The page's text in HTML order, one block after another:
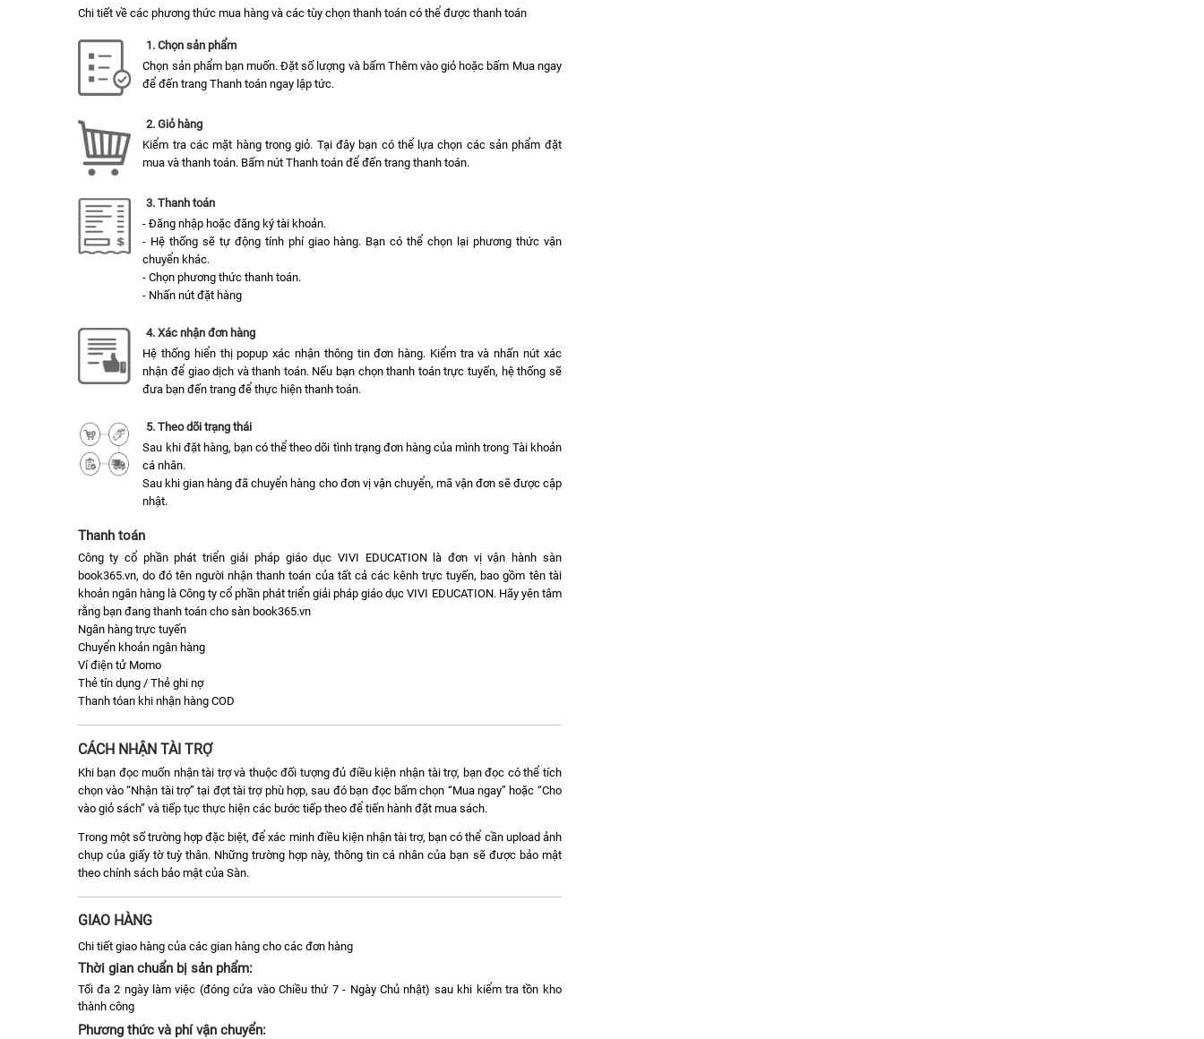
Chi tiết về các phương thức mua hàng và các tùy chọn thanh toán có thể được thanh toán
1. Chọn sản phẩm
Chọn sản phẩm bạn muốn. Đặt số lượng và bấm Thêm vào giỏ hoặc bấm Mua ngay
để đến trang Thanh toán ngay lập tức.
2. Giỏ hàng
Kiểm tra các mặt hàng trong giỏ. Tại đây bạn có thể lựa chọn các sản phẩm đặt
mua và thanh toán. Bấm nút Thanh toán để đến trang thanh toán.
3. Thanh toán
- Đăng nhập hoặc đăng ký tài khoản.
- Hệ thống sẽ tự động tính phí giao hàng. Bạn có thể chọn lại phương thức vận
chuyển khác.
- Chọn phương thức thanh toán.
- Nhấn nút đặt hàng
4. Xác nhận đơn hàng
Hệ thống hiển thị popup xác nhận thông tin đơn hàng. Kiểm tra và nhấn nút xác
nhận để giao dịch và thanh toán. Nếu bạn chọn thanh toán trực tuyến, hệ thống sẽ
đưa bạn đến trang để thực hiện thanh toán.
5. Theo dõi trạng thái
Sau khi đặt hàng, bạn có thể theo dõi tình trạng đơn hàng của mình trong Tài khoản
cá nhân.
Sau khi gian hàng đã chuyển hàng cho đơn vị vận chuyển, mã vận đơn sẽ được cập
nhật.
Thanh toán
Công ty cổ phần phát triển giải pháp giáo dục VIVI EDUCATION là đơn vị vận hành sàn
book365.vn, do đó tên người nhận thanh toán của tất cả các kênh trực tuyến, bao gồm tên tài
khoản ngân hàng là Công ty cổ phần phát triển giải pháp giáo dục VIVI EDUCATION. Hãy yên tâm
rằng bạn đang thanh toán cho sàn book365.vn
Ngân hàng trực tuyến
Chuyển khoản ngân hàng
Ví điện tử Momo
Thẻ tín dụng / Thẻ ghi nợ
Thanh tóan khi nhận hàng COD
CÁCH NHẬN TÀI TRỢ
Khi bạn đọc muốn nhận tài trợ và thuộc đối tượng đủ điều kiện nhận tài trợ, bạn đọc có thể tích
chọn vào “Nhận tài trợ” tại đợt tài trợ phù hợp, sau đó bạn đọc bấm chọn “Mua ngay” hoặc “Cho
vào giỏ sách” và tiếp tục thực hiện các bước tiếp theo để tiến hành đặt mua sách.
Trong một số trường hợp đặc biệt, để xác minh điều kiện nhận tài trợ, bạn có thể cần upload ảnh
chụp của giấy tờ tuỳ thân. Những trường hợp này, thông tin cá nhân của bạn sẽ được bảo mật
theo chính sách bảo mật của Sàn.
GIAO HÀNG
Chi tiết giao hàng của các gian hàng cho các đơn hàng
Thời gian chuẩn bị sản phẩm:
Tối đa 2 ngày làm việc (đóng cửa vào Chiều thứ 7 - Ngày Chủ nhật) sau khi kiểm tra tồn kho
thành công
Phương thức và phí vận chuyển: